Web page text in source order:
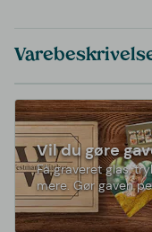
Vil du gøre
Få graveret glas,
mere. Gør gaven